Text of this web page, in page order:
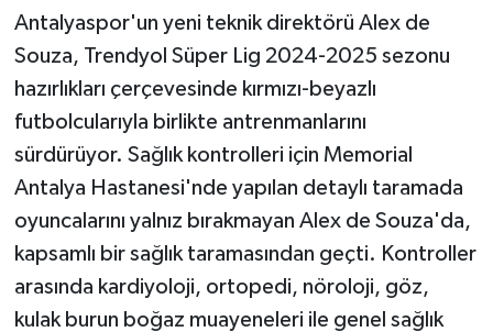
Antalyaspor'un yeni teknik direktörü Alex de
Souza, Trendyol Süper Lig 2024-2025 sezonu
hazırlıkları çerçevesinde kırmızı-beyazlı
futbolcularıyla birlikte antrenmanlarını
sürdürüyor. Sağlık kontrolleri için Memorial
Antalya Hastanesi'nde yapılan detaylı taramada
oyuncalarını yalnız bırakmayan Alex de Souza'da,
kapsamlı bir sağlık taramasından geçti. Kontroller
arasında kardiyoloji, ortopedi, nöroloji, göz,
kulak burun boğaz muayeneleri ile genel sağlık
Öğle Bülteni
Sağlık
Siyaset
Sosyal medya
Teknoloji